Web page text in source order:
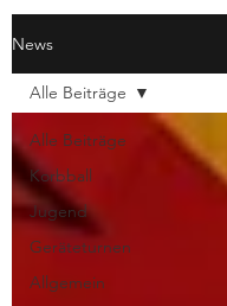
News
Alle Beiträge
Korbball
Jugend
Geräteturnen
Allgemein
Alle Beiträge